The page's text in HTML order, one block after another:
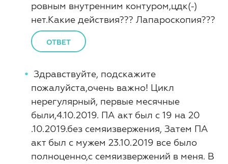
ровным внутренним контуром,цдк(-)
нет.Какие действия??? Лапароскопия???
ОТВЕТ
Здравствуйте, подскажите
пожалуйста,очень важно! Цикл
нерегулярный, первые месячные
были,4.10.2019. ПА акт был с 19 на 20
.10.2019.без семяизвержения, Затем ПА
акт был с мужем 23.10.2019 все было
полноценно,с семяизвержений в меня. В